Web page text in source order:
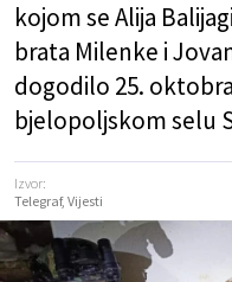
kojom se Alija
brata Milenke i
dogodilo 25.
bjelopoljskom selu
Izvor:
Telegraf, Vijesti